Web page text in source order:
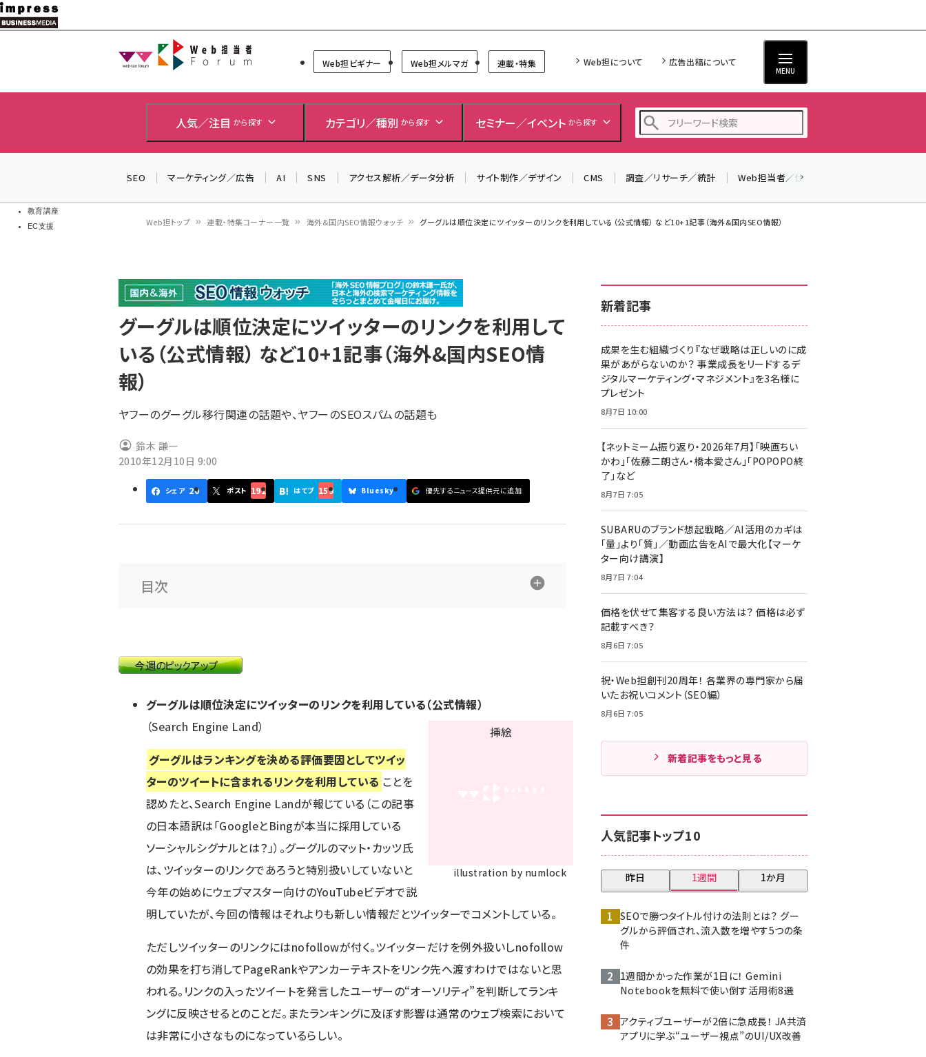
メ
イ
教育講座
EC支援
Web担当者Forum
Web担ビギナー Web担メルマガ 連載・特集 Web担について 広告出稿について
MENU
人気／注目 から探す カテゴリ／種別 から探す セミナー／イベント から探す
ai (2811)
z世代 (1623)
meo (1277)
llmo (1166)
SEO マーケティング／広告 AI SNS アクセス解析／データ分析 サイト制作／デザイン CMS 調査／リサーチ／統計 Web担当者／仕事
ン
く
ず
Web担トップ 連載・特集コーナー一覧 海外&国内SEO情報ウォッチ グーグルは順位決定にツイッターのリンクを利用している（公式情報） など10+1記事（海外&国内SEO情報）
グーグルは順位決定にツイッターのリンクを利用して
いる（公式情報） など10+1記事（海外&国内SEO情
報）
ヤフーのグーグル移行関連の話題や、ヤフーのSEOスパムの話題も
鈴木 謙一
2010年12月10日 9:00
シェア 20 ポスト 191 はてブ 159 Bluesky 優先するニュース提供元に追加
目次
グーグルは順位決定にツイッターのリンクを利用している（公式情報）
（Search Engine Land）
illustration by numlock
グーグルはランキングを決める評価要因としてツイッ
ターのツイートに含まれるリンクを利用している ことを
認めたと、Search Engine Landが報じている（この記事
の日本語訳は「GoogleとBingが本当に採用している
ソーシャルシグナルとは？」）。グーグルのマット・カッツ氏
は、ツイッターのリンクであろうと特別扱いしていないと
今年の始めにウェブマスター向けのYouTubeビデオで説
明していたが、今回の情報はそれよりも新しい情報だとツイッターでコメントしている。
ただしツイッターのリンクにはnofollowが付く。ツイッターだけを例外扱いしnofollow
の効果を打ち消してPageRankやアンカーテキストをリンク先へ渡すわけではないと思
われる。リンクの入ったツイートを発言したユーザーの“オーソリティ”を判断してランキ
ングに反映させるとのことだ。またランキングに及ぼす影響は通常のウェブ検索において
は非常に小さなものになっているらしい。
新着記事
成果を生む組織づくり『なぜ戦略は正しいのに成
果があがらないのか？ 事業成長をリードするデ
ジタルマーケティング・マネジメント』を3名様に
プレゼント
8月7日 10:00
【ネットミーム振り返り・2026年7月】「映画ちい
かわ」「佐藤二朗さん・橋本愛さん」「POPOPO終
了」など
8月7日 7:05
SUBARUのブランド想起戦略／AI活用のカギは
「量」より「質」／動画広告をAIで最大化【マーケ
ター向け講演】
8月7日 7:04
価格を伏せて集客する良い方法は？ 価格は必ず
記載すべき？
8月6日 7:05
祝・Web担創刊20周年！ 各業界の専門家から届
いたお祝いコメント（SEO編）
8月6日 7:05
新着記事をもっと見る
人気記事トップ10
昨日 1週間 1か月
SEOで勝つタイトル付けの法則とは？ グー
グルから評価され、流入数を増やす5つの条
件
1週間かかった作業が1日に！ Gemini
Notebookを無料で使い倒す活用術8選
アクティブユーザーが2倍に急成長！ JA共済
アプリに学ぶ“ユーザー視点”のUI/UX改善
＼ 8月27日開催、申し込み受付中！ ／
2026」開催！
▼申し込みはこちらから▼